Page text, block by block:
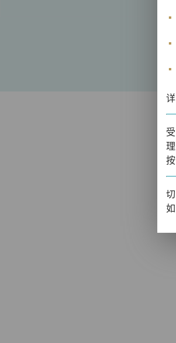
常用网上服
申请香港特别行政区护
网上预约申领身份证(
申请外籍家庭佣工签证
按